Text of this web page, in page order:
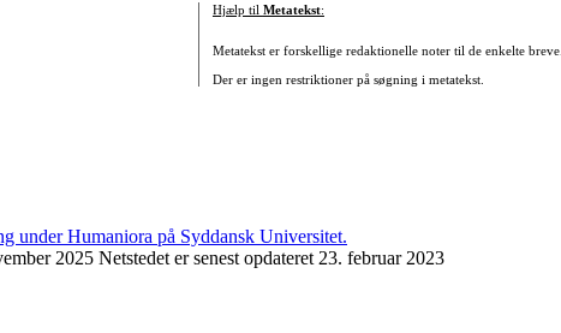
Hjælp til Metatekst:
Metatekst er forskellige redaktionelle noter til de enkelte breve.
Der er ingen restriktioner på søgning i metatekst.
2025 Netstedet er senest opdateret 23. februar 2023